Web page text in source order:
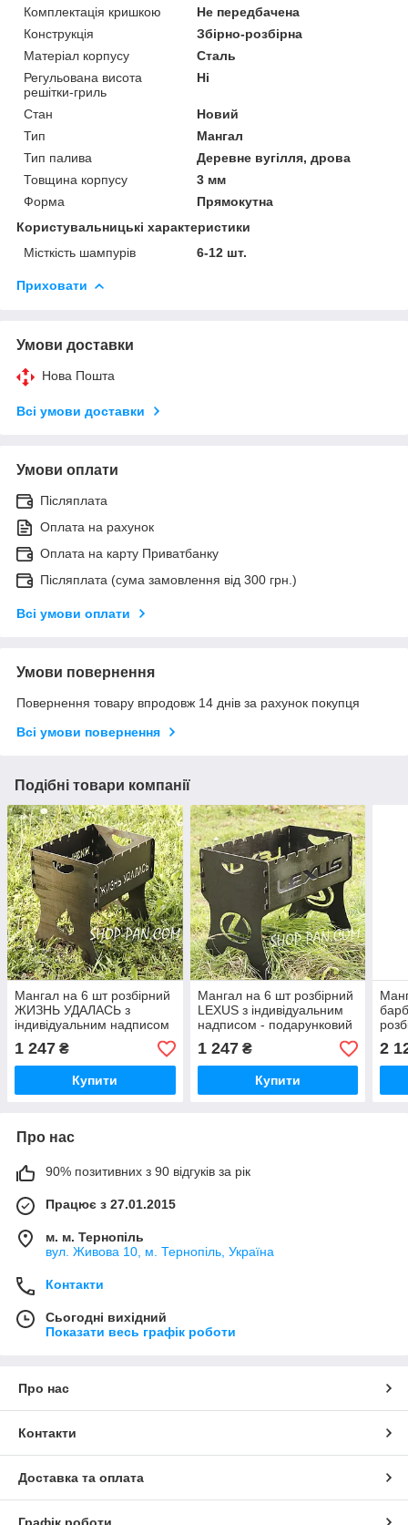
Комплектація кришкою
Не передбачена
Конструкція
Збірно-розбірна
Матеріал корпусу
Сталь
Регульована висота
решітки-гриль
Ні
Стан
Новий
Тип
Мангал
Тип палива
Деревне вугілля, дрова
Товщина корпусу
3 мм
Форма
Прямокутна
Користувальницькі характеристики
Місткість шампурів
6-12 шт.
Приховати
Умови доставки
Нова Пошта
Всі умови доставки
Умови оплати
Післяплата
Оплата на рахунок
Оплата на карту Приватбанку
Післяплата (сума замовлення від 300 грн.)
Всі умови оплати
Умови повернення
Повернення товару впродовж 14 днів за рахунок покупця
Всі умови повернення
Подібні товари компанії
Мангал на 6 шт розбірний
ЖИЗНЬ УДАЛАСЬ з
індивідуальним надписом
- подарунковий
1 247 ₴
Купити
Мангал на 6 шт розбірний
LEXUS з індивідуальним
надписом - подарунковий
1 247₴
Купити
2
Про нас
90% позитивних з 90 відгуків за рік
Працює з 27.01.2015
м. м. Тернопіль
вул. Живова 10, м. Тернопіль, Україна
Контакти
Сьогодні вихідний
Показати весь графік роботи
Про нас
Контакти
Доставка та оплата